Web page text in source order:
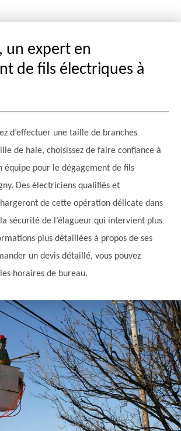
un expert en
de fils électriques à
d’effectuer une taille de branches
de haie, choisissez de faire confiance à
équipe pour le dégagement de fils
Des électriciens qualifiés et
de cette opération délicate dans
sécurité de l’élagueur qui intervient plus
plus détaillées à propos de ses
un devis détaillé, vous pouvez
horaires de bureau.